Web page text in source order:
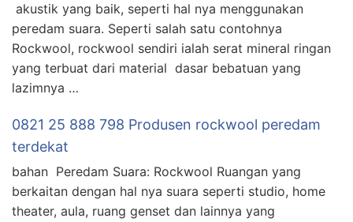
akustik yang baik, seperti hal nya menggunakan
peredam suara. Seperti salah satu contohnya
Rockwool, rockwool sendiri ialah serat mineral ringan
yang terbuat dari material dasar bebatuan yang
lazimnya …
0821 25 888 798 Produsen rockwool peredam
terdekat
bahan Peredam Suara: Rockwool Ruangan yang
berkaitan dengan hal nya suara seperti studio, home
theater, aula, ruang genset dan lainnya yang